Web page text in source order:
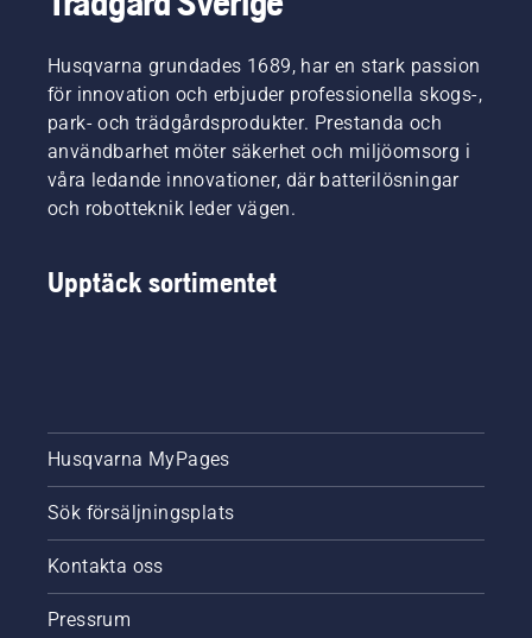
Husqvarna grundades 1689, har en stark passion
för innovation och erbjuder professionella skogs-,
park- och trädgårdsprodukter. Prestanda och
användbarhet möter säkerhet och miljöomsorg i
våra ledande innovationer, där batterilösningar
och robotteknik leder vägen.
Upptäck sortimentet
Husqvarna MyPages
Sök försäljningsplats
Kontakta oss
Pressrum